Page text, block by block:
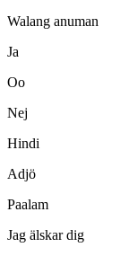
Walang anuman
Ja
Oo
Nej
Hindi
Adjö
Paalam
Jag älskar dig